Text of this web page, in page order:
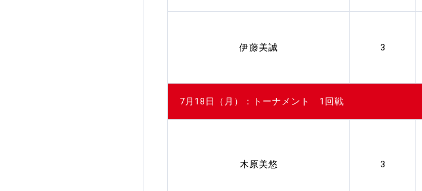
伊藤美誠 3
7月18日（月）：トーナメント 1回戦
木原美悠 3